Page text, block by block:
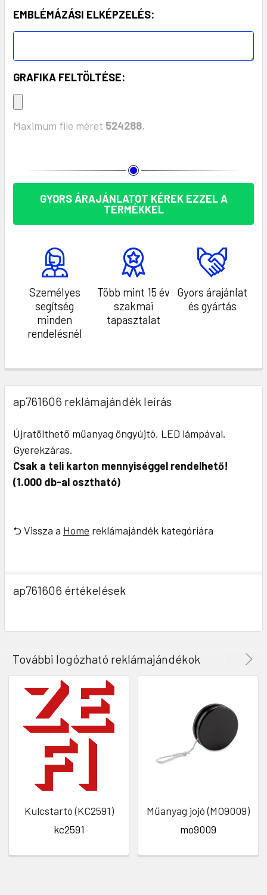
EMBLÉMÁZÁSI ELKÉPZELÉS:
GRAFIKA FELTÖLTÉSE:
Maximum file méret 524288,
GYORS ÁRAJÁNLATOT KÉREK EZZEL A
TERMÉKKEL
Személyes
segítség
minden
rendelésnél
Több mint 15 év
szakmai
tapasztalat
Gyors árajánlat
és gyártás
ap761606 reklámajándék leírás
Újratölthető műanyag öngyújtó, LED lámpával.
Gyerekzáras.
Csak a teli karton mennyiséggel rendelhető!
(1.000 db-al osztható)
⮌ Vissza a Home reklámajándék kategóriára
ap761606 értékelések
További logózható reklámajándékok
Kulcstartó (KC2591)
kc2591
Műanyag jojó (MO9009)
mo9009